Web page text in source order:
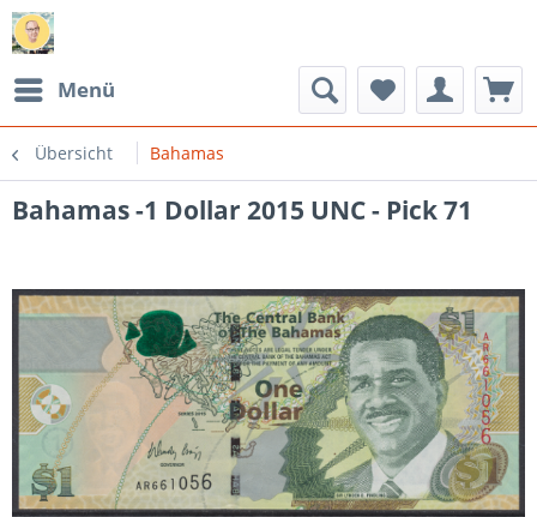
Menü
Übersicht Bahamas
Bahamas -1 Dollar 2015 UNC - Pick 71